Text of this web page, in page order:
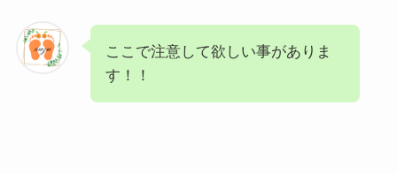
ここで注意して欲しい事がありま
す！！